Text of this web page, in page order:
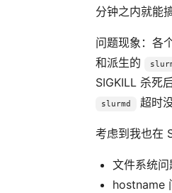
分钟之内就能
问题现象：各
和派生的
SIGKILL 杀死
slurmd 超时
考虑到我也在
文件系统问
hostname